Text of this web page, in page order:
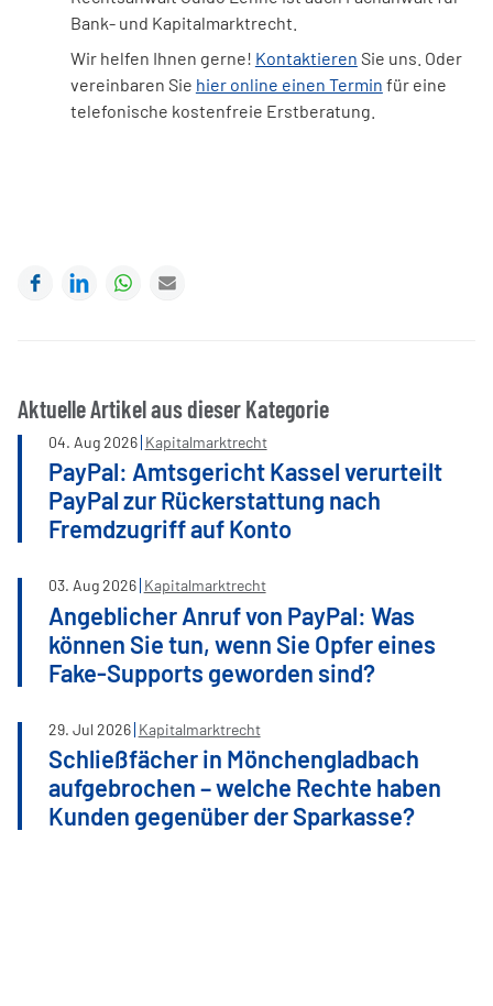
Bank- und Kapitalmarktrecht.
Wir helfen Ihnen gerne! Kontaktieren Sie uns. Oder
vereinbaren Sie hier online einen Termin für eine
telefonische kostenfreie Erstberatung.
FacebookLinkedInWhatsApp
Aktuelle Artikel aus dieser Kategorie
04. Aug2026 Kapitalmarktrecht
PayPal: Amtsgericht Kassel verurteilt
PayPal zur Rückerstattung nach
Fremdzugriff auf Konto
03. Aug2026 Kapitalmarktrecht
Angeblicher Anruf von PayPal: Was
können Sie tun, wenn Sie Opfer eines
Fake-Supports geworden sind?
29. Jul 2026 Kapitalmarktrecht
Schließfächer in Mönchengladbach
aufgebrochen – welche Rechte haben
Kunden gegenüber der Sparkasse?